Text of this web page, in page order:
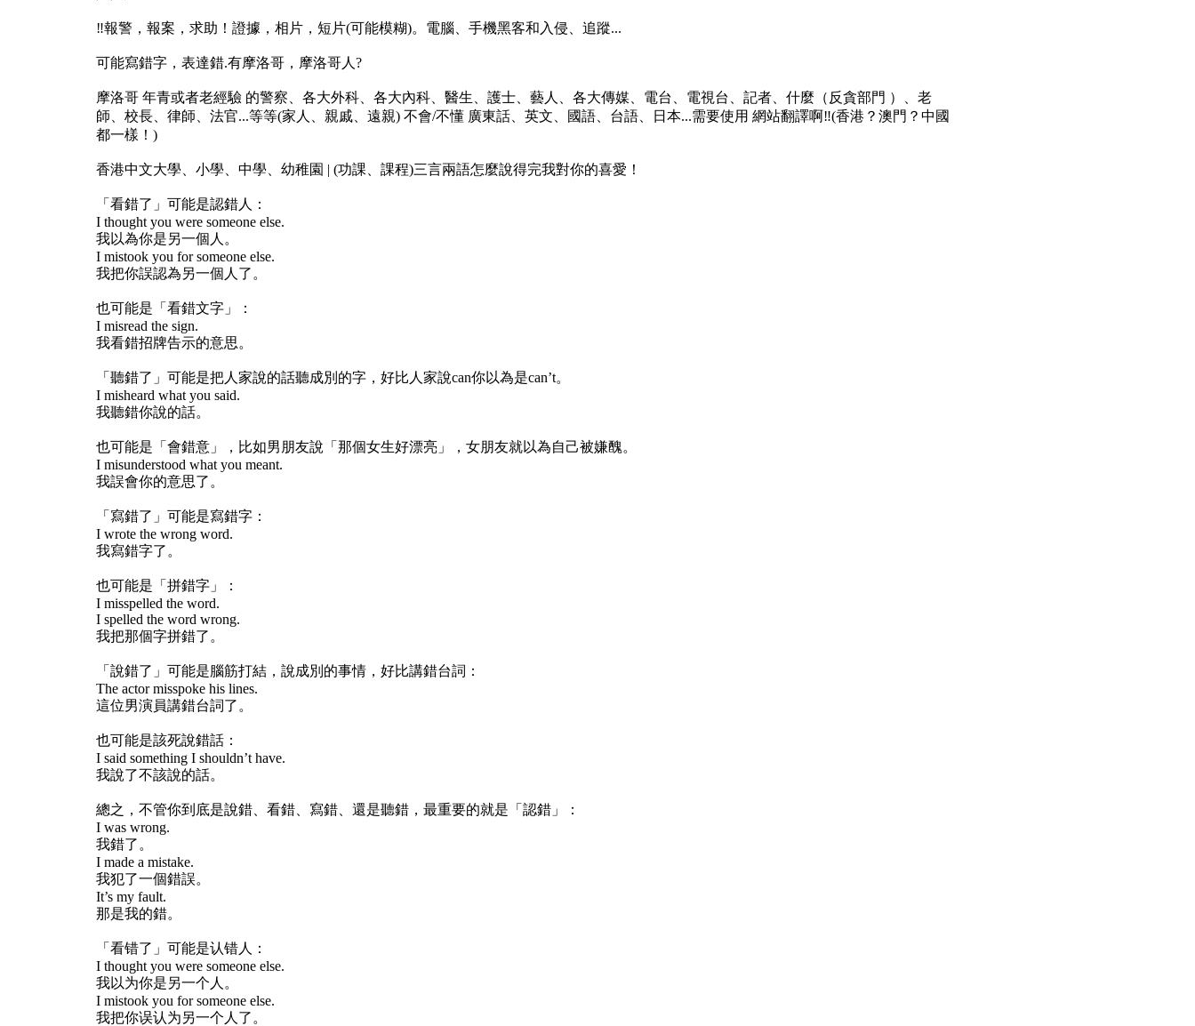
‼️報警，報案，求助！證據，相片，短片(可能模糊)。電腦、手機黑客和入侵、追蹤...
可能寫錯字，表達錯.有摩洛哥，摩洛哥人?
摩洛哥 年青或者老經驗 的警察、各大外科、各大內科、醫生、護士、藝人、各大傳媒、電台、電視台、記者、什麼（反貪部門 ）、老
師、校長、律師、法官...等等(家人、親戚、遠親) 不會/不懂 廣東話、英文、國語、台語、日本...需要使用 網站翻譯啊‼️(香港？澳門？中國
都一樣！)
香港中文大學、小學、中學、幼稚園 | (功課、課程)三言兩語怎麼說得完我對你的喜愛！
「看錯了」可能是認錯人：
I thought you were someone else.
我以為你是另一個人。
I mistook you for someone else.
我把你誤認為另一個人了。
也可能是「看錯文字」：
I misread the sign.
我看錯招牌告示的意思。
「聽錯了」可能是把人家說的話聽成別的字，好比人家說can你以為是can’t。
I misheard what you said.
我聽錯你說的話。
也可能是「會錯意」，比如男朋友說「那個女生好漂亮」，女朋友就以為自己被嫌醜。
I misunderstood what you meant.
我誤會你的意思了。
「寫錯了」可能是寫錯字：
I wrote the wrong word.
我寫錯字了。
也可能是「拼錯字」：
I misspelled the word.
I spelled the word wrong.
我把那個字拼錯了。
「說錯了」可能是腦筋打結，說成別的事情，好比講錯台詞：
The actor misspoke his lines.
這位男演員講錯台詞了。
也可能是該死說錯話：
I said something I shouldn’t have.
我說了不該說的話。
總之，不管你到底是說錯、看錯、寫錯、還是聽錯，最重要的就是「認錯」：
I was wrong.
我錯了。
I made a mistake.
我犯了一個錯誤。
It’s my fault.
那是我的錯。
「看错了」可能是认错人：
I thought you were someone else.
我以为你是另一个人。
I mistook you for someone else.
我把你误认为另一个人了。